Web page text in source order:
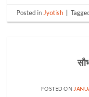
Posted inJyotish
POSTED ON